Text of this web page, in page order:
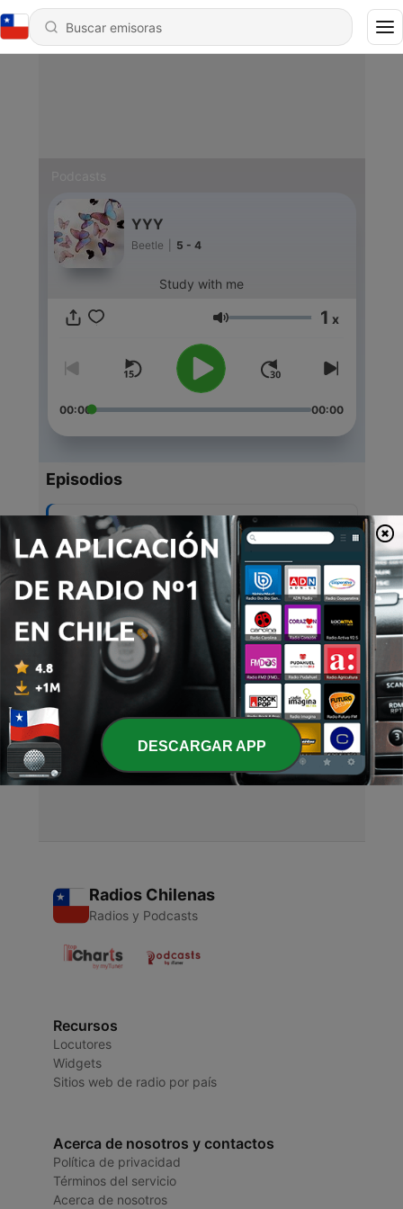
YYY
Beetle 5 - 4
Study with me
Volumen 1 x
00:00 00:00
Episodios
-
13 mayo 2021
4 - History II unit 4
12 mayo 2021
3 - Unit 3: History II
15 abr. 2021
2 Study test 2
22 mar. 2021
1 History II: T 1
13 feb. 2021
Radios Chilenas
Radios y Podcasts
Recursos
Locutores
Widgets
Sitios web de radio por país
Acerca de nosotros y contactos
Política de privacidad
Términos del servicio
Acerca de nosotros
DESCARGAR APP